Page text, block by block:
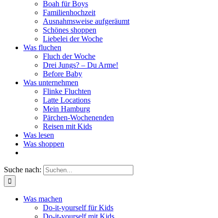
Boah für Boys
Familienhochzeit
Ausnahmsweise aufgeräumt
Schönes shoppen
Liebelei der Woche
Was fluchen
Fluch der Woche
Drei Jungs? – Du Arme!
Before Baby
Was unternehmen
Flinke Fluchten
Latte Locations
Mein Hamburg
Pärchen-Wochenenden
Reisen mit Kids
Was lesen
Was shoppen
Suche nach:
Was machen
Do-it-yourself für Kids
Do-it-yourself mit Kids